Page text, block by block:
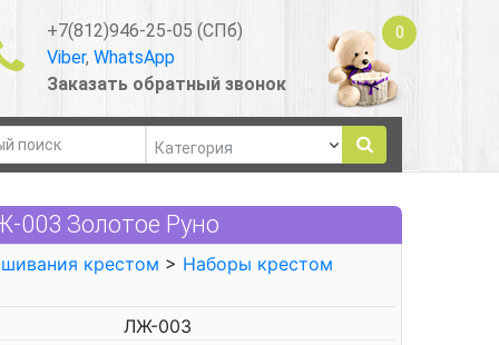
+7(812)946-25-05 (СПб)
Viber, WhatsApp
Заказать обратный звонок
0
Золотое Руно
крестом > Наборы крестом
ЛЖ-003